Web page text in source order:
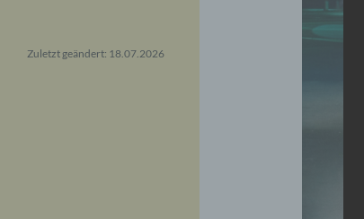
Zuletzt geändert: 18.07.2026